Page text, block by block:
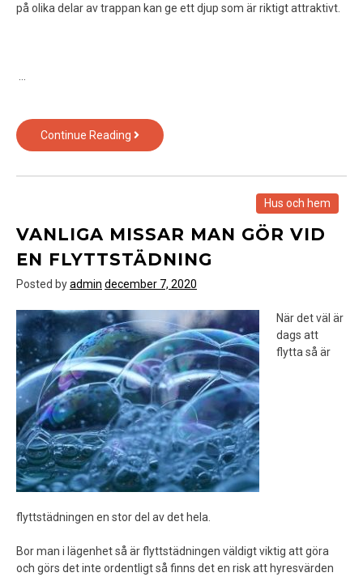
på olika delar av trappan kan ge ett djup som är riktigt attraktivt.
Continue Reading Tips
på
värdet
ditt
hem
Hus och hem
VANLIGA MISSAR MAN GÖR VID
EN FLYTTSTÄDNING
Posted byadmin december 7, 2020
När det väl är
dags att
flytta så är
flyttstädningen en stor del av det hela.
Bor man i lägenhet så är flyttstädningen väldigt viktig att göra
och görs det inte ordentligt så finns det en risk att hyresvärden